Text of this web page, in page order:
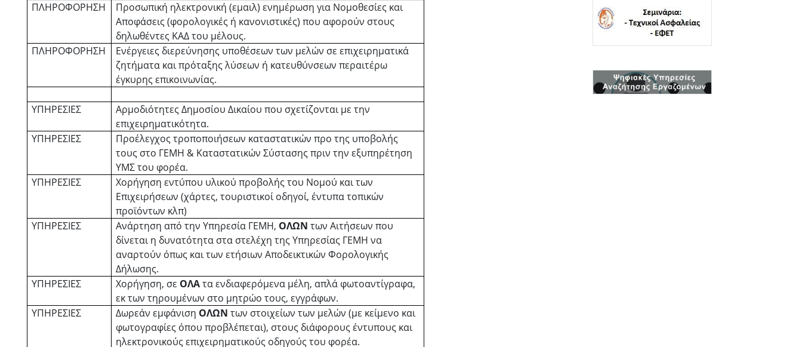
ΠΛΗΡΟΦΟΡΗΣΗ
Προσωπική ηλεκτρονική (εμαιλ) ενημέρωση για Νομοθεσίες και
Αποφάσεις (φορολογικές ή κανονιστικές) που αφορούν στους
δηλωθέντες ΚΑΔ του μέλους.
ΠΛΗΡΟΦΟΡΗΣΗ
Ενέργειες διερεύνησης υποθέσεων των μελών σε επιχειρηματικά
ζητήματα και πρόταξης λύσεων ή κατευθύνσεων περαιτέρω
έγκυρης επικοινωνίας.
ΥΠΗΡΕΣΙΕΣ
Αρμοδιότητες Δημοσίου Δικαίου που σχετίζονται με την
επιχειρηματικότητα.
ΥΠΗΡΕΣΙΕΣ
Προέλεγχος τροποποιήσεων καταστατικών προ της υποβολής
τους στο ΓΕΜΗ & Καταστατικών Σύστασης πριν την εξυπηρέτηση
ΥΜΣ του φορέα.
ΥΠΗΡΕΣΙΕΣ
Χορήγηση εντύπου υλικού προβολής του Νομού και των
Επιχειρήσεων (χάρτες, τουριστικοί οδηγοί, έντυπα τοπικών
προϊόντων κλπ)
ΥΠΗΡΕΣΙΕΣ
Ανάρτηση από την Υπηρεσία ΓΕΜΗ, ΟΛΩΝ των Αιτήσεων που
δίνεται η δυνατότητα στα στελέχη της Υπηρεσίας ΓΕΜΗ να
αναρτούν όπως και των ετήσιων Αποδεικτικών Φορολογικής
Δήλωσης.
ΥΠΗΡΕΣΙΕΣ
Χορήγηση, σε ΟΛΑτα ενδιαφερόμενα μέλη, απλά φωτοαντίγραφα,
εκ των τηρουμένων στο μητρώο τους, εγγράφων.
ΥΠΗΡΕΣΙΕΣ
Δωρεάν εμφάνιση ΟΛΩΝ των στοιχείων των μελών (με κείμενο και
φωτογραφίες όπου προβλέπεται), στους διάφορους έντυπους και
ηλεκτρονικούς επιχειρηματικούς οδηγούς του φορέα.